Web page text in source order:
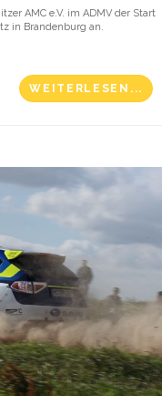
AMC e.V. im ADMV der Start
in Brandenburg an.
WEITERLESEN...